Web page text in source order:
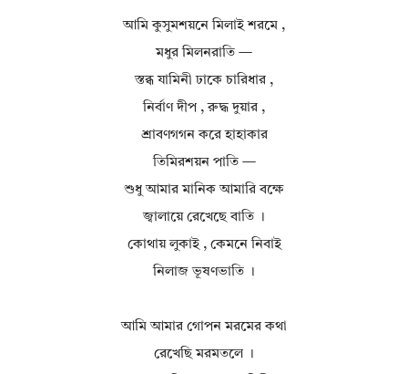
আমি কুসুমশয়নে মিলাই শরমে ,
মধুর মিলনরাতি —
স্তব্ধ যামিনী ঢাকে চারিধার ,
নির্বাণ দীপ , রুদ্ধ দুয়ার ,
শ্রাবণগগন করে হাহাকার
তিমিরশয়ন পাতি —
শুধু আমার মানিক আমারি বক্ষে
জ্বালায়ে রেখেছে বাতি ।
কোথায় লুকাই , কেমনে নিবাই
নিলাজ ভূষণভাতি ।
আমি আমার গোপন মরমের কথা
রেখেছি মরমতলে ।